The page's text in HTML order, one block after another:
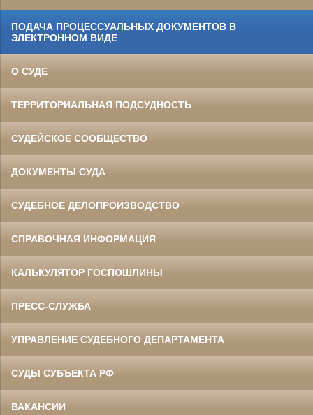
ПОДАЧА ПРОЦЕССУАЛЬНЫХ ДОКУМЕНТОВ В
ЭЛЕКТРОННОМ ВИДЕ
О СУДЕ
ТЕРРИТОРИАЛЬНАЯ ПОДСУДНОСТЬ
СУДЕЙСКОЕ СООБЩЕСТВО
ДОКУМЕНТЫ СУДА
СУДЕБНОЕ ДЕЛОПРОИЗВОДСТВО
СПРАВОЧНАЯ ИНФОРМАЦИЯ
КАЛЬКУЛЯТОР ГОСПОШЛИНЫ
ПРЕСС-СЛУЖБА
УПРАВЛЕНИЕ СУДЕБНОГО ДЕПАРТАМЕНТА
СУДЫ СУБЪЕКТА РФ
ВАКАНСИИ